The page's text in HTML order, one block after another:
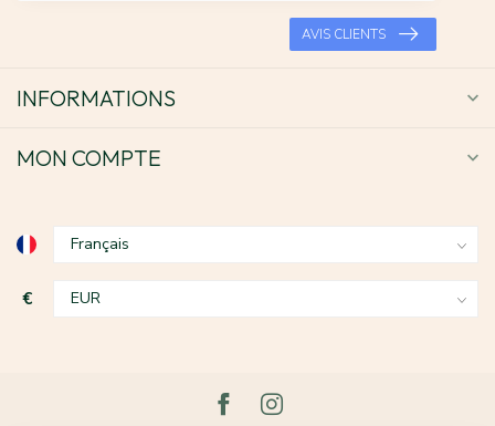
AVIS CLIENTS
INFORMATIONS
MON COMPTE
€